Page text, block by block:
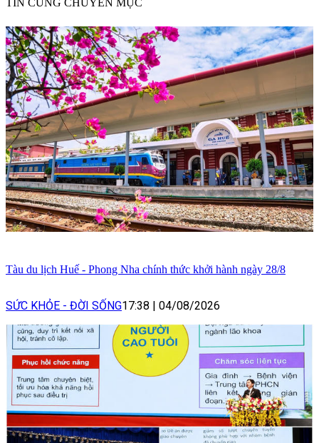
TIN CÙNG CHUYÊN MỤC
Tàu du lịch Huế - Phong Nha chính thức khởi hành ngày 28/8
SỨC KHỎE - ĐỜI SỐNG17:38 | 04/08/2026